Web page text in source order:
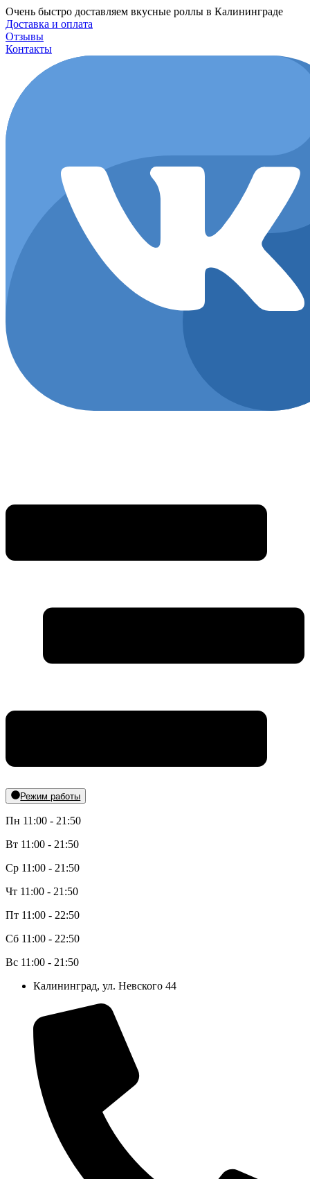
Перейти
к
содержимому
Очень быстро доставляем вкусные роллы в Калининграде
Доставка и оплата
Отзывы
Контакты
Режим работы
Пн 11:00 - 21:50
Вт 11:00 - 21:50
Ср 11:00 - 21:50
Чт 11:00 - 21:50
Пт 11:00 - 22:50
Сб 11:00 - 22:50
Вс 11:00 - 21:50
Калининград, ул. Невского 44